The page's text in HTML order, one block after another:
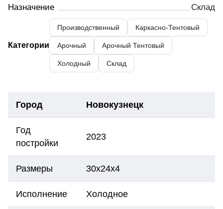
Назначение
Склад
Категории
Производственный Каркасно-Тентовый
Арочный Арочный Тентовый
Холодный Склад
Город Новокузнецк
Год
постройки
2023
Размеры 30х24х4
Исполнение Холодное